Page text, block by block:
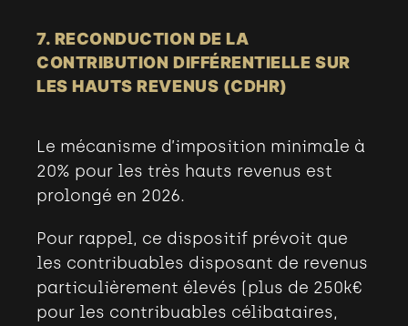
7. RECONDUCTION DE LA
CONTRIBUTION DIFFÉRENTIELLE SUR
LES HAUTS REVENUS (CDHR)
Le mécanisme d’imposition minimale à
20% pour les très hauts revenus est
prolongé en 2026.
Pour rappel, ce dispositif prévoit que
les contribuables disposant de revenus
particulièrement élevés (plus de 250k€
pour les contribuables célibataires,